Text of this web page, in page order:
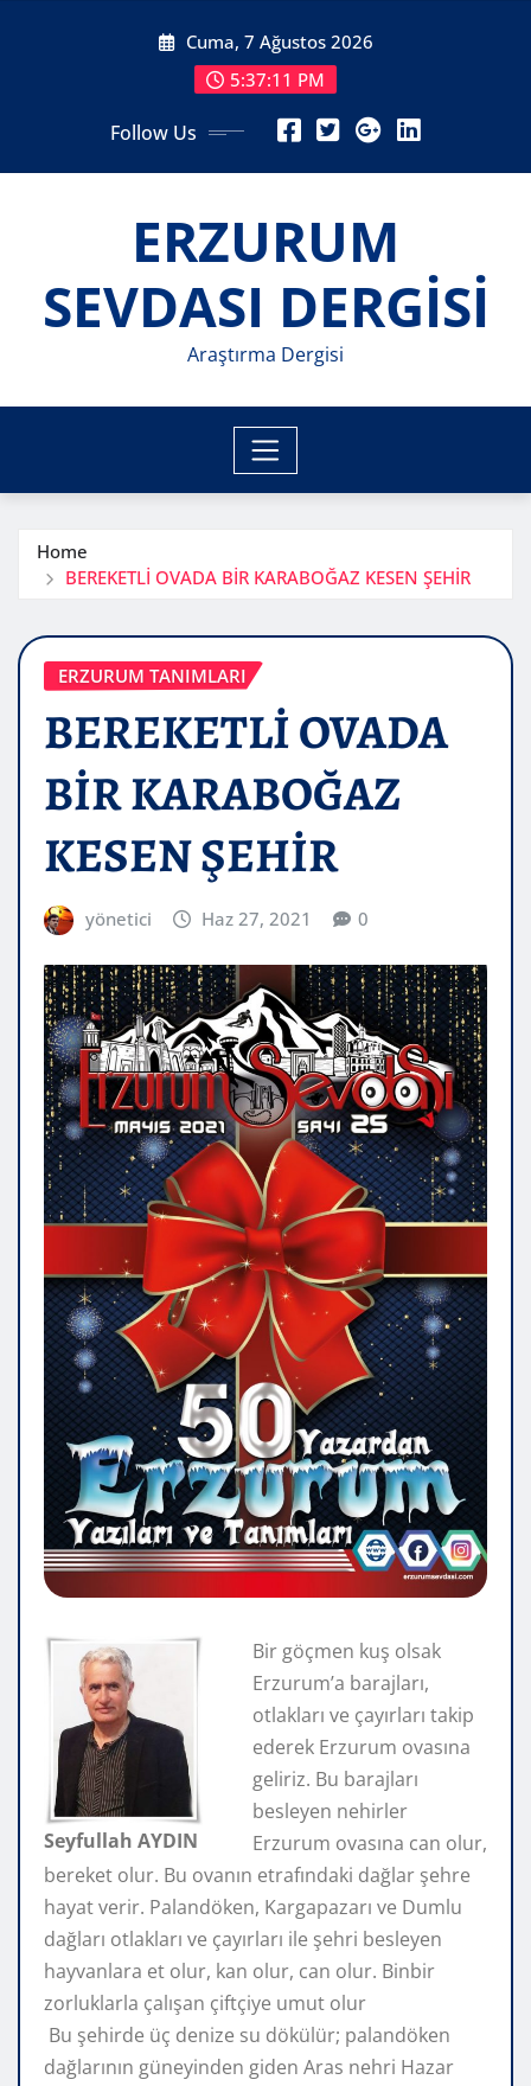
Cuma, 7 Ağustos 2026
5:37:13 PM
Follow Us
ERZURUM
SEVDASI DERGİSİ
Araştırma Dergisi
Home
BEREKETLİ OVADA BİR KARABOĞAZ KESEN ŞEHİR
ERZURUM TANIMLARI
BEREKETLİ OVADA
BİR KARABOĞAZ
KESEN ŞEHİR
yönetici Haz 27, 2021 0
Seyfullah AYDIN
Bir göçmen kuş olsak
Erzurum’a barajları,
otlakları ve çayırları takip
ederek Erzurum ovasına
geliriz. Bu barajları
besleyen nehirler
Erzurum ovasına can olur,
bereket olur. Bu ovanın etrafındaki dağlar şehre
hayat verir. Palandöken, Kargapazarı ve Dumlu
dağları otlakları ve çayırları ile şehri besleyen
hayvanlara et olur, kan olur, can olur. Binbir
zorluklarla çalışan çiftçiye umut olur
Bu şehirde üç denize su dökülür; palandöken
dağlarının güneyinden giden Aras nehri Hazar